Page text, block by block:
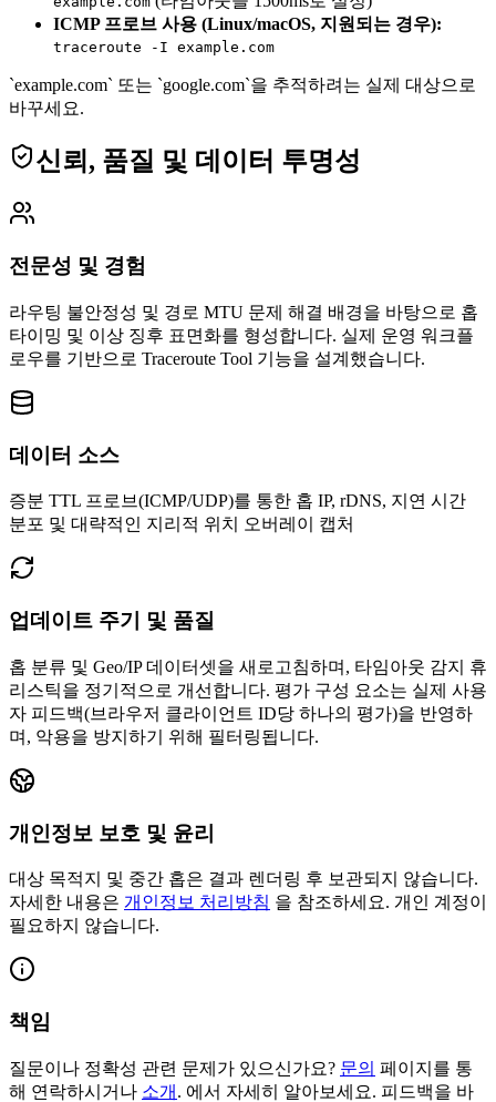
ICMP 프로브 사용 (Linux/macOS, 지원되는 경우):
traceroute -I example.com
`example.com` 또는 `google.com`을 추적하려는 실제 대상으로
바꾸세요.
신뢰, 품질 및 데이터 투명성
전문성 및 경험
라우팅 불안정성 및 경로 MTU 문제 해결 배경을 바탕으로 홉
타이밍 및 이상 징후 표면화를 형성합니다. 실제 운영 워크플
로우를 기반으로 Traceroute Tool 기능을 설계했습니다.
데이터 소스
증분 TTL 프로브(ICMP/UDP)를 통한 홉 IP, rDNS, 지연 시간
분포 및 대략적인 지리적 위치 오버레이 캡처
업데이트 주기 및 품질
홉 분류 및 Geo/IP 데이터셋을 새로고침하며, 타임아웃 감지 휴
리스틱을 정기적으로 개선합니다. 평가 구성 요소는 실제 사용
자 피드백(브라우저 클라이언트 ID당 하나의 평가)을 반영하
며, 악용을 방지하기 위해 필터링됩니다.
개인정보 보호 및 윤리
대상 목적지 및 중간 홉은 결과 렌더링 후 보관되지 않습니다.
자세한 내용은 개인정보 처리방침 을 참조하세요. 개인 계정이
필요하지 않습니다.
책임
질문이나 정확성 관련 문제가 있으신가요? 문의 페이지를 통
해 연락하시거나 소개 . 에서 자세히 알아보세요. 피드백을 바